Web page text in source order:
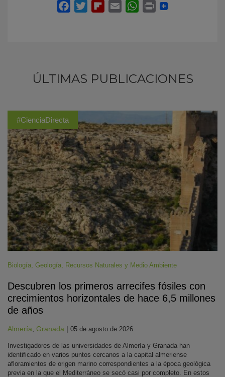
ÚLTIMAS PUBLICACIONES
#CienciaDirecta
Biología Geología Recursos Naturales y Medio Ambiente
Descubren los primeros arrecifes fósiles con
crecimientos horizontales de hace 6,5 millones
de años
Almería Granada | 05 de agosto de 2026
Investigadores de las universidades de Almería y Granada han
identificado en varios puntos cercanos a la capital almeriense
afloramientos de origen marino correspondientes a la época geológica
previa en la que el Mediterráneo se secó casi por completo. En estos